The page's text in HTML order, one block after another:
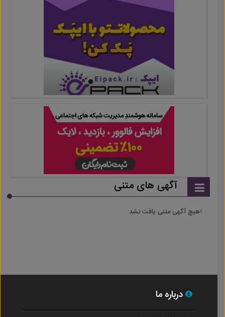
آگهی های متنی
هیچ آگهی متنی یافت نشد
درباره ما